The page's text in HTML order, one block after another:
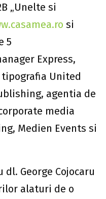
„Unelte si
si
5
Express,
tipografia United
agentia de
media
Medien Events si
dl. George Cojocaru
alaturi de o